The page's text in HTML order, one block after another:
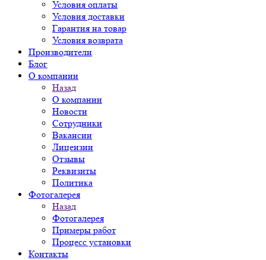
Условия оплаты
Условия доставки
Гарантия на товар
Условия возврата
Производители
Блог
О компании
Назад
О компании
Новости
Сотрудники
Вакансии
Лицензии
Отзывы
Реквизиты
Политика
Фотогалерея
Назад
Фотогалерея
Примеры работ
Процесс установки
Контакты